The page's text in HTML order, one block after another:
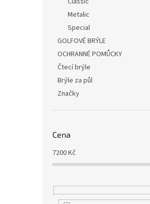
Metalic
Special
GOLFOVÉ BRÝLE
OCHRANNÉ POMŮCKY
Čtecí brýle
Brýle za půl
Značky
Cena
7200Kč